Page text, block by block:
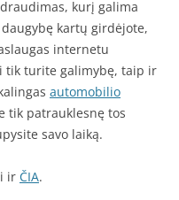
kurį galima
kartų girdėjote,
internetu
tik turite galimybę, taip ir
automobilio
tik patrauklesnę tos
savo laiką.
ir ČIA.